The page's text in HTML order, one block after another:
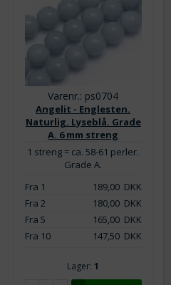
Varenr.: ps0704
Angelit - Englesten.
Naturlig. Lyseblå. Grade
A. 6 mm streng
1 streng = ca. 58-61 perler.
Grade A.
Fra 1
189,00DKK
Fra 2
180,00DKK
Fra 5
165,00DKK
Fra 10
147,50DKK
Lager: 1